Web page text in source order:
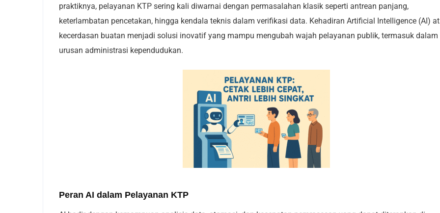
praktiknya, pelayanan KTP sering kali diwarnai dengan permasalahan klasik seperti antrean panjang,
keterlambatan pencetakan, hingga kendala teknis dalam verifikasi data. Kehadiran Artificial Intelligence (AI)
kecerdasan buatan menjadi solusi inovatif yang mampu mengubah wajah pelayanan publik, termasuk dalam
urusan administrasi kependudukan.
Peran AI dalam Pelayanan KTP